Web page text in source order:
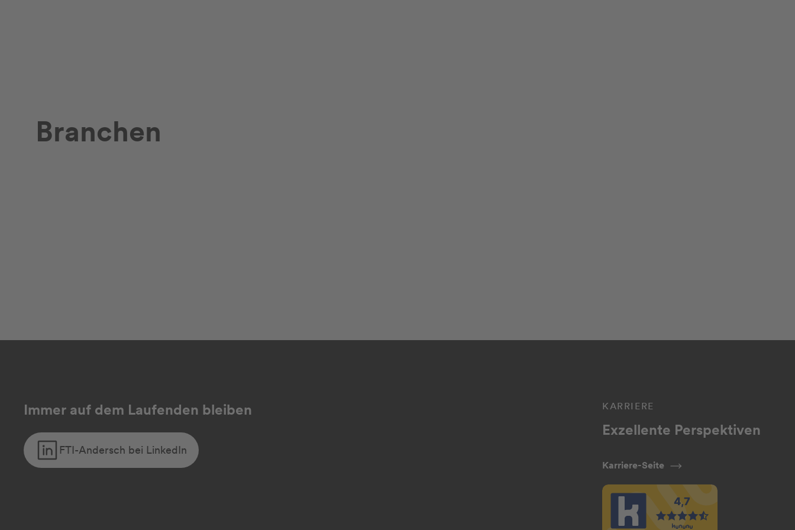
Branchen
Immer auf dem Laufenden bleiben
FTI-Andersch bei LinkedIn
KARRIERE
Exzellente Perspektiven
Karriere-Seite